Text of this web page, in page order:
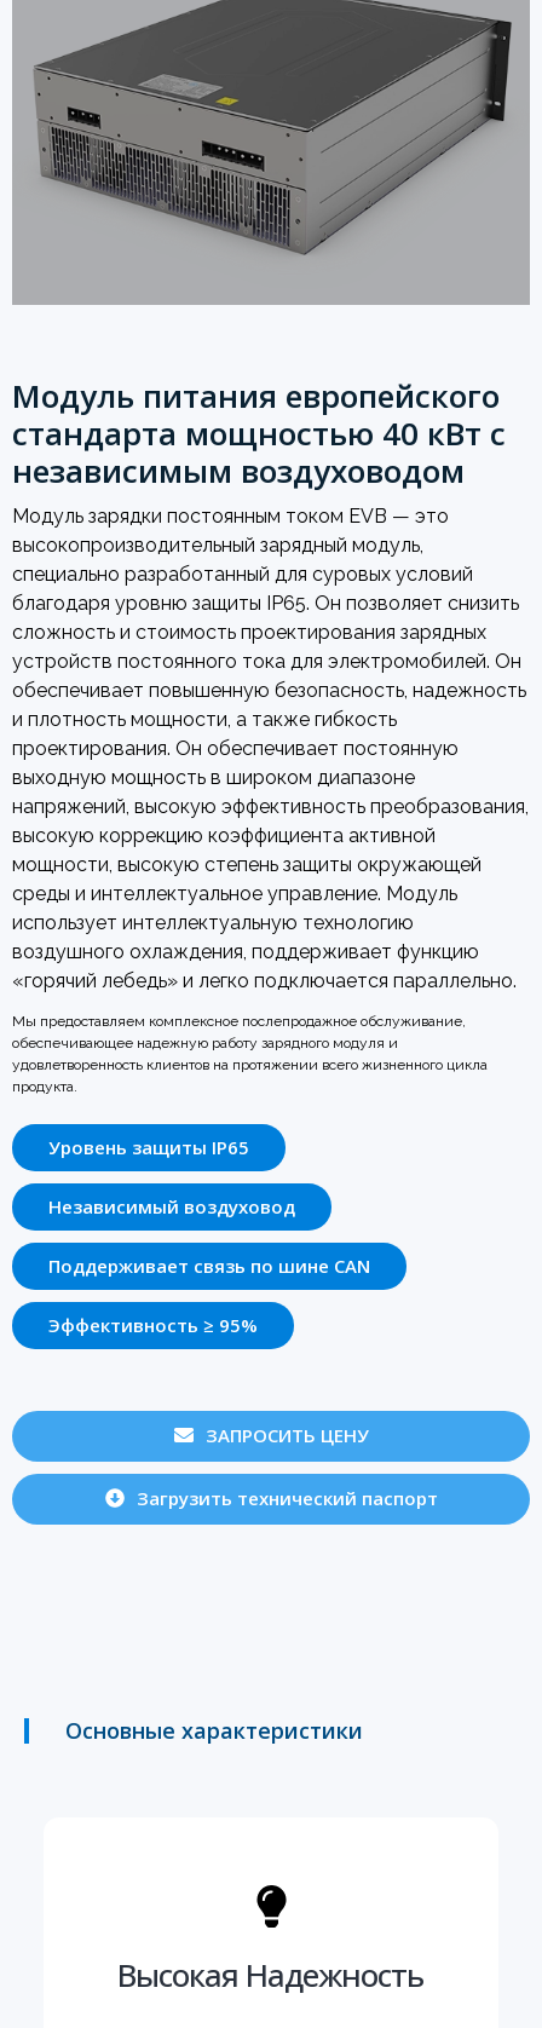
Модуль питания европейского
стандарта мощностью 40 кВт с
независимым воздуховодом
Модуль зарядки постоянным током EVB — это
высокопроизводительный зарядный модуль,
специально разработанный для суровых условий
благодаря уровню защиты IP65. Он позволяет снизить
сложность и стоимость проектирования зарядных
устройств постоянного тока для электромобилей. Он
обеспечивает повышенную безопасность, надежность
и плотность мощности, а также гибкость
проектирования. Он обеспечивает постоянную
выходную мощность в широком диапазоне
напряжений, высокую эффективность преобразования,
высокую коррекцию коэффициента активной
мощности, высокую степень защиты окружающей
среды и интеллектуальное управление. Модуль
использует интеллектуальную технологию
воздушного охлаждения, поддерживает функцию
«горячий лебедь» и легко подключается параллельно.
Мы предоставляем комплексное послепродажное обслуживание,
обеспечивающее надежную работу зарядного модуля и
удовлетворенность клиентов на протяжении всего жизненного цикла
продукта.
Уровень защиты IP65
Независимый воздуховод
Поддерживает связь по шине CAN
Эффективность ≥ 95%
ЗАПРОСИТЬ ЦЕНУ
Загрузить технический паспорт
Основные характеристики
Высокая Надежность